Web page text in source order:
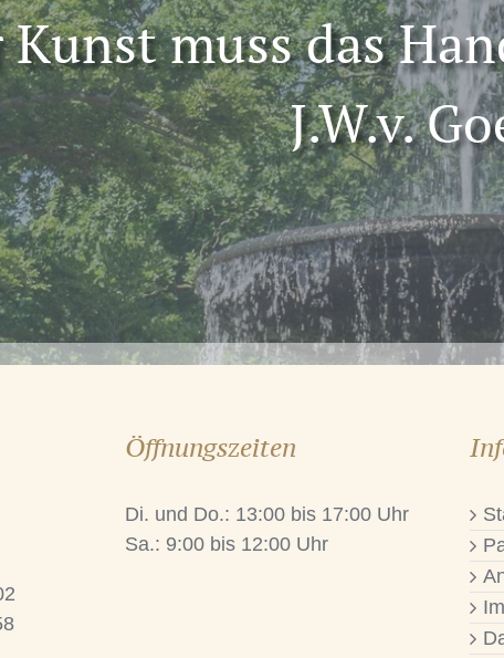
muss das
J.W.v.
Öffnungszeiten
Di. und Do.: 13:00 bis 17:00 Uhr
Sa.: 9:00 bis 12:00 Uhr